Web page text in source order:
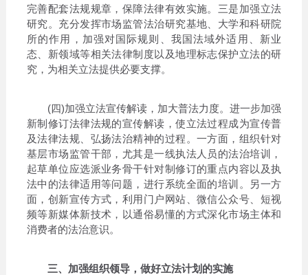
完善配套法规规章，保障法律有效实施。三是加强立法
研究。充分发挥市场监管法治研究基地、大学和科研院
所的作用，加强对国际规则、我国法域外适用、新业
态、新领域等相关法律制度以及地理标志保护立法的研
究，为相关立法提供必要支撑。
(四)加强立法宣传解读，加大普法力度。进一步加强
新制修订法律法规的宣传解读，使立法过程成为宣传普
及法律法规、弘扬法治精神的过程。一方面，组织针对
基层市场监管干部，尤其是一线执法人员的法治培训，
起草单位应选派业务骨干针对制修订的重点内容以及执
法中的法律适用等问题，进行系统全面的培训。另一方
面，创新宣传方式，利用门户网站、微信公众号、短视
频等新媒体新技术，以通俗易懂的方式深化市场主体和
消费者的法治意识。
三、加强组织领导，做好立法计划的实施